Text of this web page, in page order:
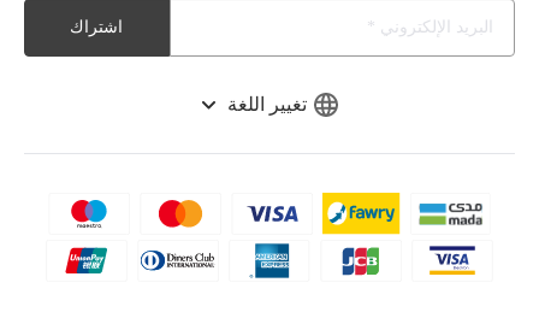
تغيير اللغة
اشتراك